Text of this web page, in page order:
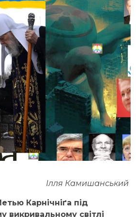
Ілля Камишанський
Карнічніґа під
викривальному світлі